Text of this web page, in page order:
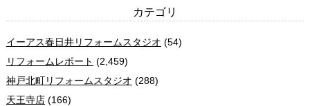
カテゴリ
イーアス春日井リフォームスタジオ (54)
リフォームレポート (2,459)
神戸北町リフォームスタジオ (288)
天王寺店(166)